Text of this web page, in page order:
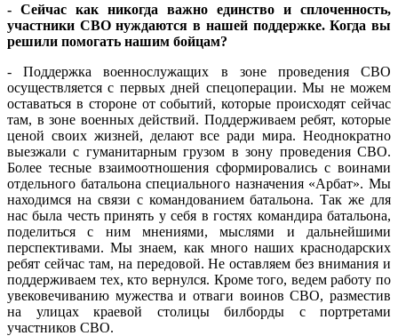
- Сейчас как никогда важно единство и сплоченность,
участники СВО нуждаются в нашей поддержке. Когда вы
решили помогать нашим бойцам?
- Поддержка военнослужащих в зоне проведения СВО
осуществляется с первых дней спецоперации. Мы не можем
оставаться в стороне от событий, которые происходят сейчас
там, в зоне военных действий. Поддерживаем ребят, которые
ценой своих жизней, делают все ради мира. Неоднократно
выезжали с гуманитарным грузом в зону проведения СВО.
Более тесные взаимоотношения сформировались с воинами
отдельного батальона специального назначения «Арбат». Мы
находимся на связи с командованием батальона. Так же для
нас была честь принять у себя в гостях командира батальона,
поделиться с ним мнениями, мыслями и дальнейшими
перспективами. Мы знаем, как много наших краснодарских
ребят сейчас там, на передовой. Не оставляем без внимания и
поддерживаем тех, кто вернулся. Кроме того, ведем работу по
увековечиванию мужества и отваги воинов СВО, разместив
на улицах краевой столицы билборды с портретами
участников СВО.